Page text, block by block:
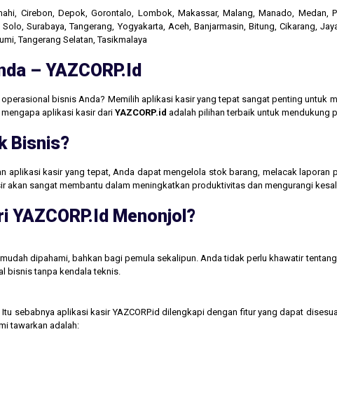
Cirebon, Depok, Gorontalo, Lombok, Makassar, Malang, Manado, Medan,
Surabaya, Tangerang, Yogyakarta, Aceh, Banjarmasin, Bitung, Cikarang,
Tangerang Selatan, Tasikmalaya
– YAZCORP.id
bisnis Anda? Memilih aplikasi kasir yang tepat sangat penting untuk
aplikasi kasir dariYAZCORP.id adalah pilihan terbaik untuk mendukung
Bisnis?
aplikasi kasir yang tepat, Anda dapat mengelola stok barang, melacak laporan
akan sangat membantu dalam meningkatkan produktivitas dan mengurangi
YAZCORP.id Menonjol?
dipahami, bahkan bagi pemula sekalipun. Anda tidak perlu khawatir
bisnis tanpa kendala teknis.
sebabnya aplikasi kasir YAZCORP.id dilengkapi dengan fitur yang dapat
tawarkan adalah: